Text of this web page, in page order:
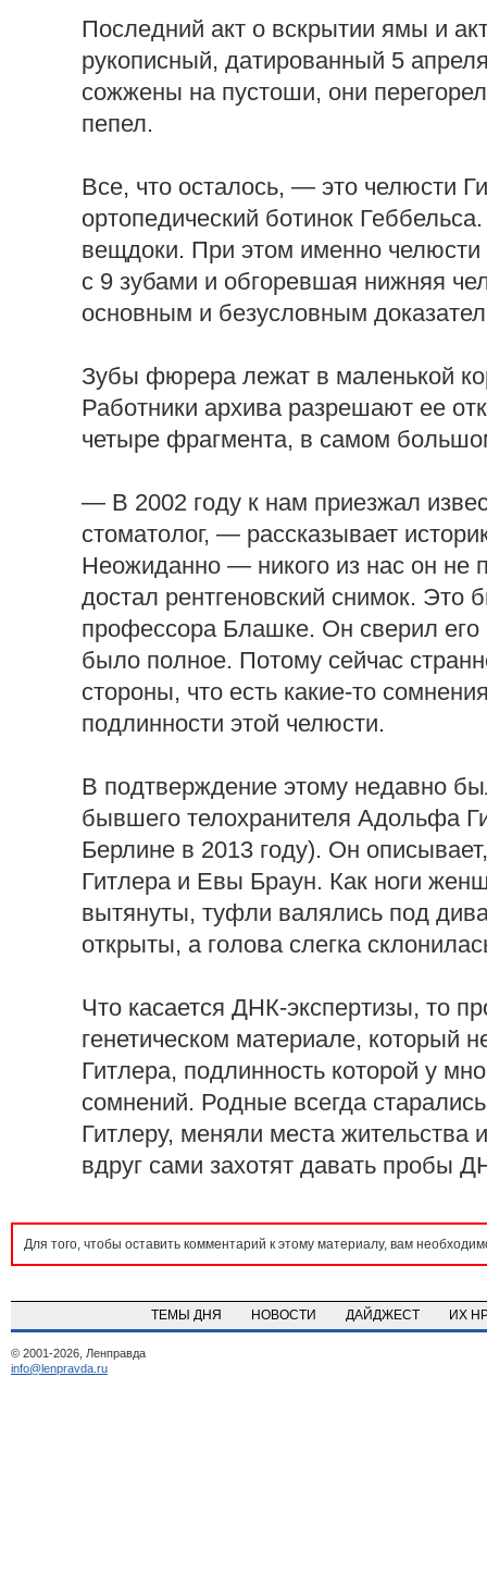
Последний акт о вскрытии ямы и
рукописный, датированный 5
сожжены на пустоши, они
пепел.
Все, что осталось, — это челюсти
ортопедический ботинок
вещдоки. При этом именно челюсти
с 9 зубами и обгоревшая нижняя
основным и безусловным
Зубы фюрера лежат в маленькой
Работники архива разрешают ее
четыре фрагмента, в самом
— В 2002 году к нам приезжал
стоматолог, — рассказывает
Неожиданно — никого из нас он не
достал рентгеновский снимок. Это
профессора Блашке. Он сверил
было полное. Потому сейчас
стороны, что есть какие-то
подлинности этой челюсти.
В подтверждение этому недавно
бывшего телохранителя Адольфа
Берлине в 2013 году). Он
Гитлера и Евы Браун. Как ноги
вытянуты, туфли валялись под
открыты, а голова слегка
Что касается ДНК-экспертизы, то
генетическом материале, который
Гитлера, подлинность которой у
сомнений. Родные всегда
Гитлеру, меняли места жительства
вдруг сами захотят давать пробы
Для того, чтобы оставить комментарий к этому материалу, вам
ТЕМЫ ДНЯ НОВОСТИ ДАЙДЖЕСТ ИХ
© 2001-2026, Ленправда
info@lenpravda.ru